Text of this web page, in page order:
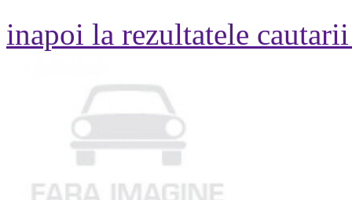
inapoi la rezultatele